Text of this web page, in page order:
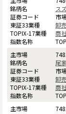
ス
市
卸
商
尾
市
卸
商